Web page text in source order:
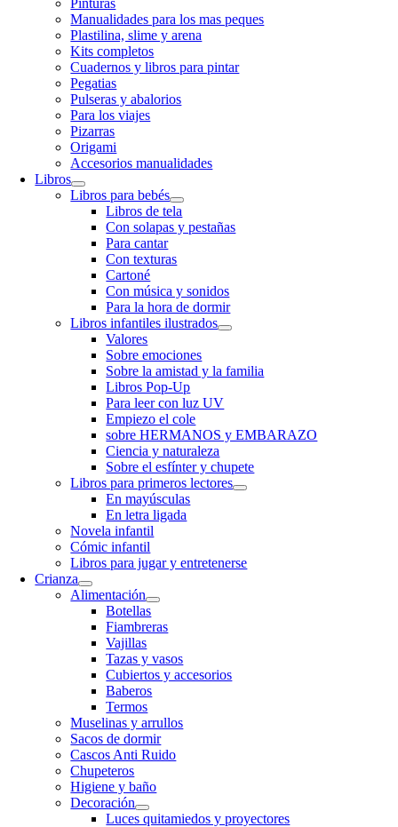
Pinturas
Manualidades para los mas peques
Plastilina, slime y arena
Kits completos
Cuadernos y libros para pintar
Pegatias
Pulseras y abalorios
Para los viajes
Pizarras
Origami
Accesorios manualidades
Libros
Libros para bebés
Libros de tela
Con solapas y pestañas
Para cantar
Con texturas
Cartoné
Con música y sonidos
Para la hora de dormir
Libros infantiles ilustrados
Valores
Sobre emociones
Sobre la amistad y la familia
Libros Pop-Up
Para leer con luz UV
Empiezo el cole
sobre HERMANOS y EMBARAZO
Ciencia y naturaleza
Sobre el esfínter y chupete
Libros para primeros lectores
En mayúsculas
En letra ligada
Novela infantil
Cómic infantil
Libros para jugar y entretenerse
Crianza
Alimentación
Botellas
Fiambreras
Vajillas
Tazas y vasos
Cubiertos y accesorios
Baberos
Termos
Muselinas y arrullos
Sacos de dormir
Cascos Anti Ruido
Chupeteros
Higiene y baño
Decoración
Luces quitamiedos y proyectores